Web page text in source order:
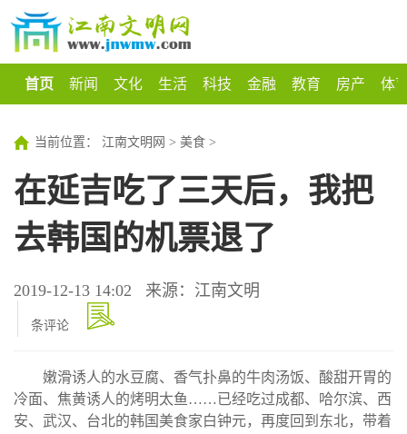
首页 新闻 文化 生活 科技 金融 教育 房产 体
当前位置： 江南文明网 > 美食 >
在延吉吃了三天后，我把
去韩国的机票退了
2019-12-13 14:02 来源：江南文明
条评论
嫩滑诱人的水豆腐、香气扑鼻的牛肉汤饭、酸甜开胃的
冷面、焦黄诱人的烤明太鱼……已经吃过成都、哈尔滨、西
安、武汉、台北的韩国美食家白钟元，再度回到东北，带着